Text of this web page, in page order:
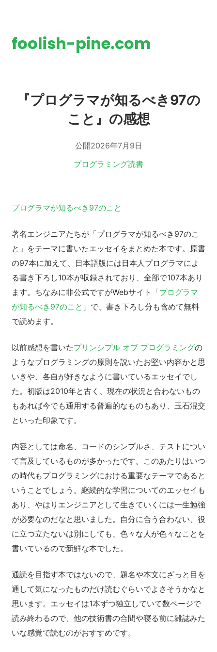
foolish-pine.com
『プログラマが知るべき97の
こと』の感想
公開2026年7月9日
プログラミング読書
プログラマが知るべき97のこと
著名エンジニアたちが「プログラマが知るべき97のこ
と」をテーマに書いたエッセイをまとめた本です。原書
の97本に加えて、日本語版には日本人プログラマによ
る書き下ろし10本が収録されており、全部で107本あり
ます。ちなみに非公式ですがWebサイト「プログラマ
が知るべき97のこと 」で、書き下ろし分も含めて無料
で読めます。
以前感想を書いたプリンシプル オブ プログラミングの
ようなプログラミングの原則を説いたお堅い内容かと思
いきや、各自が好きなように書いているエッセイでし
た。初版は2010年と古く、現在の状況と合わないもの
もあれば今でも通用する普遍的なものもあり、玉石混交
といった印象です。
内容としては命名、コードのシンプルさ、テストについ
て言及しているものが多かったです。このあたりはいつ
の時代もプログラミングにおける重要なテーマであると
いうことでしょう。継続的な学習についてのエッセイも
あり、やはりエンジニアとして生きていくには一生勉強
が必要なのだなと思いました。自分に合う合わない、役
に立つ立たないは別にしても、色々な人が色々なことを
書いているので新鮮な本でした。
通読を目指す本ではないので、題名や本文にざっと目を
通して気になったものだけ読むぐらいでよさそうかなと
思います。エッセイは1本ずつ独立していて数ページで
読み終わるので、他の技術書の合間や寝る前に雑誌みた
いな感覚で読むのがおすすめです。